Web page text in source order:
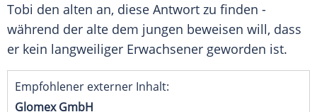
Tobi den alten an, diese Antwort zu finden -
während der alte dem jungen beweisen will, dass
er kein langweiliger Erwachsener geworden ist.
Empfohlener externer Inhalt:
Glomex GmbH